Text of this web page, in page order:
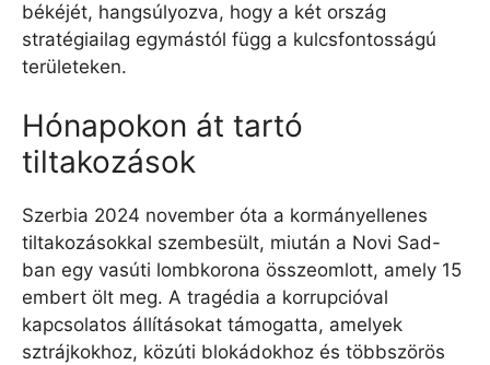
békéjét, hangsúlyozva, hogy a két ország
stratégiailag egymástól függ a kulcsfontosságú
területeken.
Hónapokon át tartó
tiltakozások
Szerbia 2024 november óta a kormányellenes
tiltakozásokkal szembesült, miután a Novi Sad-
ban egy vasúti lombkorona összeomlott, amely 15
embert ölt meg. A tragédia a korrupcióval
kapcsolatos állításokat támogatta, amelyek
sztrájkokhoz, közúti blokádokhoz és többszörös